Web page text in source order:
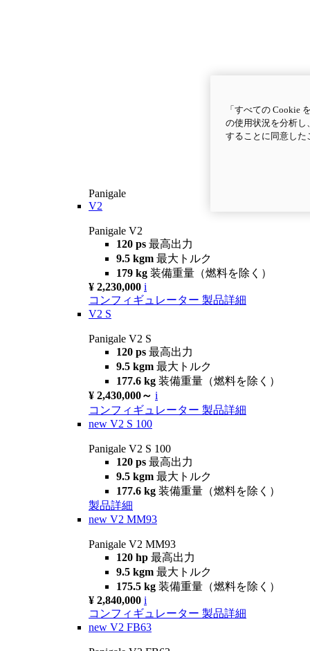
Panigale
V2
Panigale V2
120 ps 最高出力
9.5 kgm 最大トルク
179 kg 装備重量（燃料を除く）
¥ 2,230,000 i
コンフィギュレーター 製品詳細
V2 S
Panigale V2 S
120 ps 最高出力
9.5 kgm 最大トルク
177.6 kg 装備重量（燃料を除く）
¥ 2,430,000～ i
コンフィギュレーター 製品詳細
new V2 S 100
Panigale V2 S 100
120 ps 最高出力
9.5 kgm 最大トルク
177.6 kg 装備重量（燃料を除く）
製品詳細
new V2 MM93
Panigale V2 MM93
120 hp 最高出力
9.5 kgm 最大トルク
175.5 kg 装備重量（燃料を除く）
¥ 2,840,000 i
コンフィギュレーター 製品詳細
new V2 FB63
「すべての Cookie
の使用状況を分析し
することに同意し